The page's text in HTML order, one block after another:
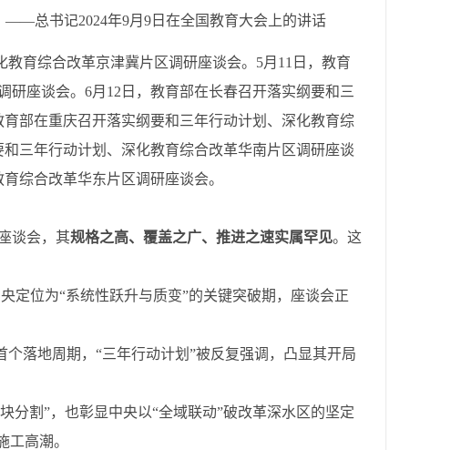
——总书记2024年9月9日在全国教育大会上的讲话
育综合改革京津冀片区调研座谈会。5月11日，教育
座谈会。6月12日，教育部在长春召开落实纲要和三
部在重庆召开落实纲要和三年行动计划、深化教育综
三年行动计划、深化教育综合改革华南片区调研座谈
综合改革华东片区调研座谈会。
谈会，其规格之高、覆盖之广、推进之速实属罕见。这
定位为“系统性跃升与质变”的关键突破期，座谈会正
落地周期，“三年行动计划”被反复强调，凸显其开局
分割”，也彰显中央以“全域联动”破改革深水区的坚定
工高潮。